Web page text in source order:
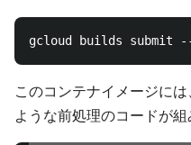
このコンテナイメージに
ような前処理のコードが組